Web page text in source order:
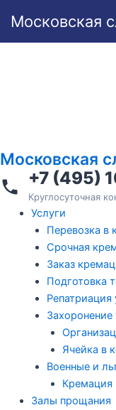
Московская
содержимому
Московская
+7 (495)
Круглосуточная
Услуги
Перевозка в
Срочная
Заказ
Подготовка
Репатриация
Захоронение
Ячейка в
Военные и
Кремация
Залы прощания